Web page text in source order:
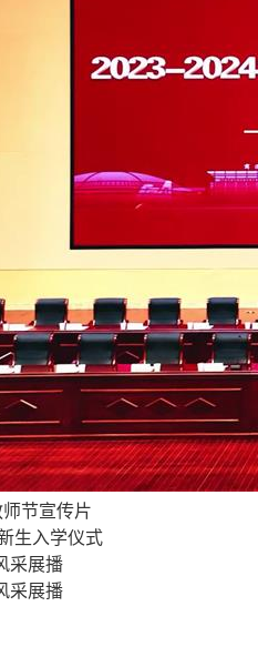
师节宣传片
生入学仪式
采展播
采展播